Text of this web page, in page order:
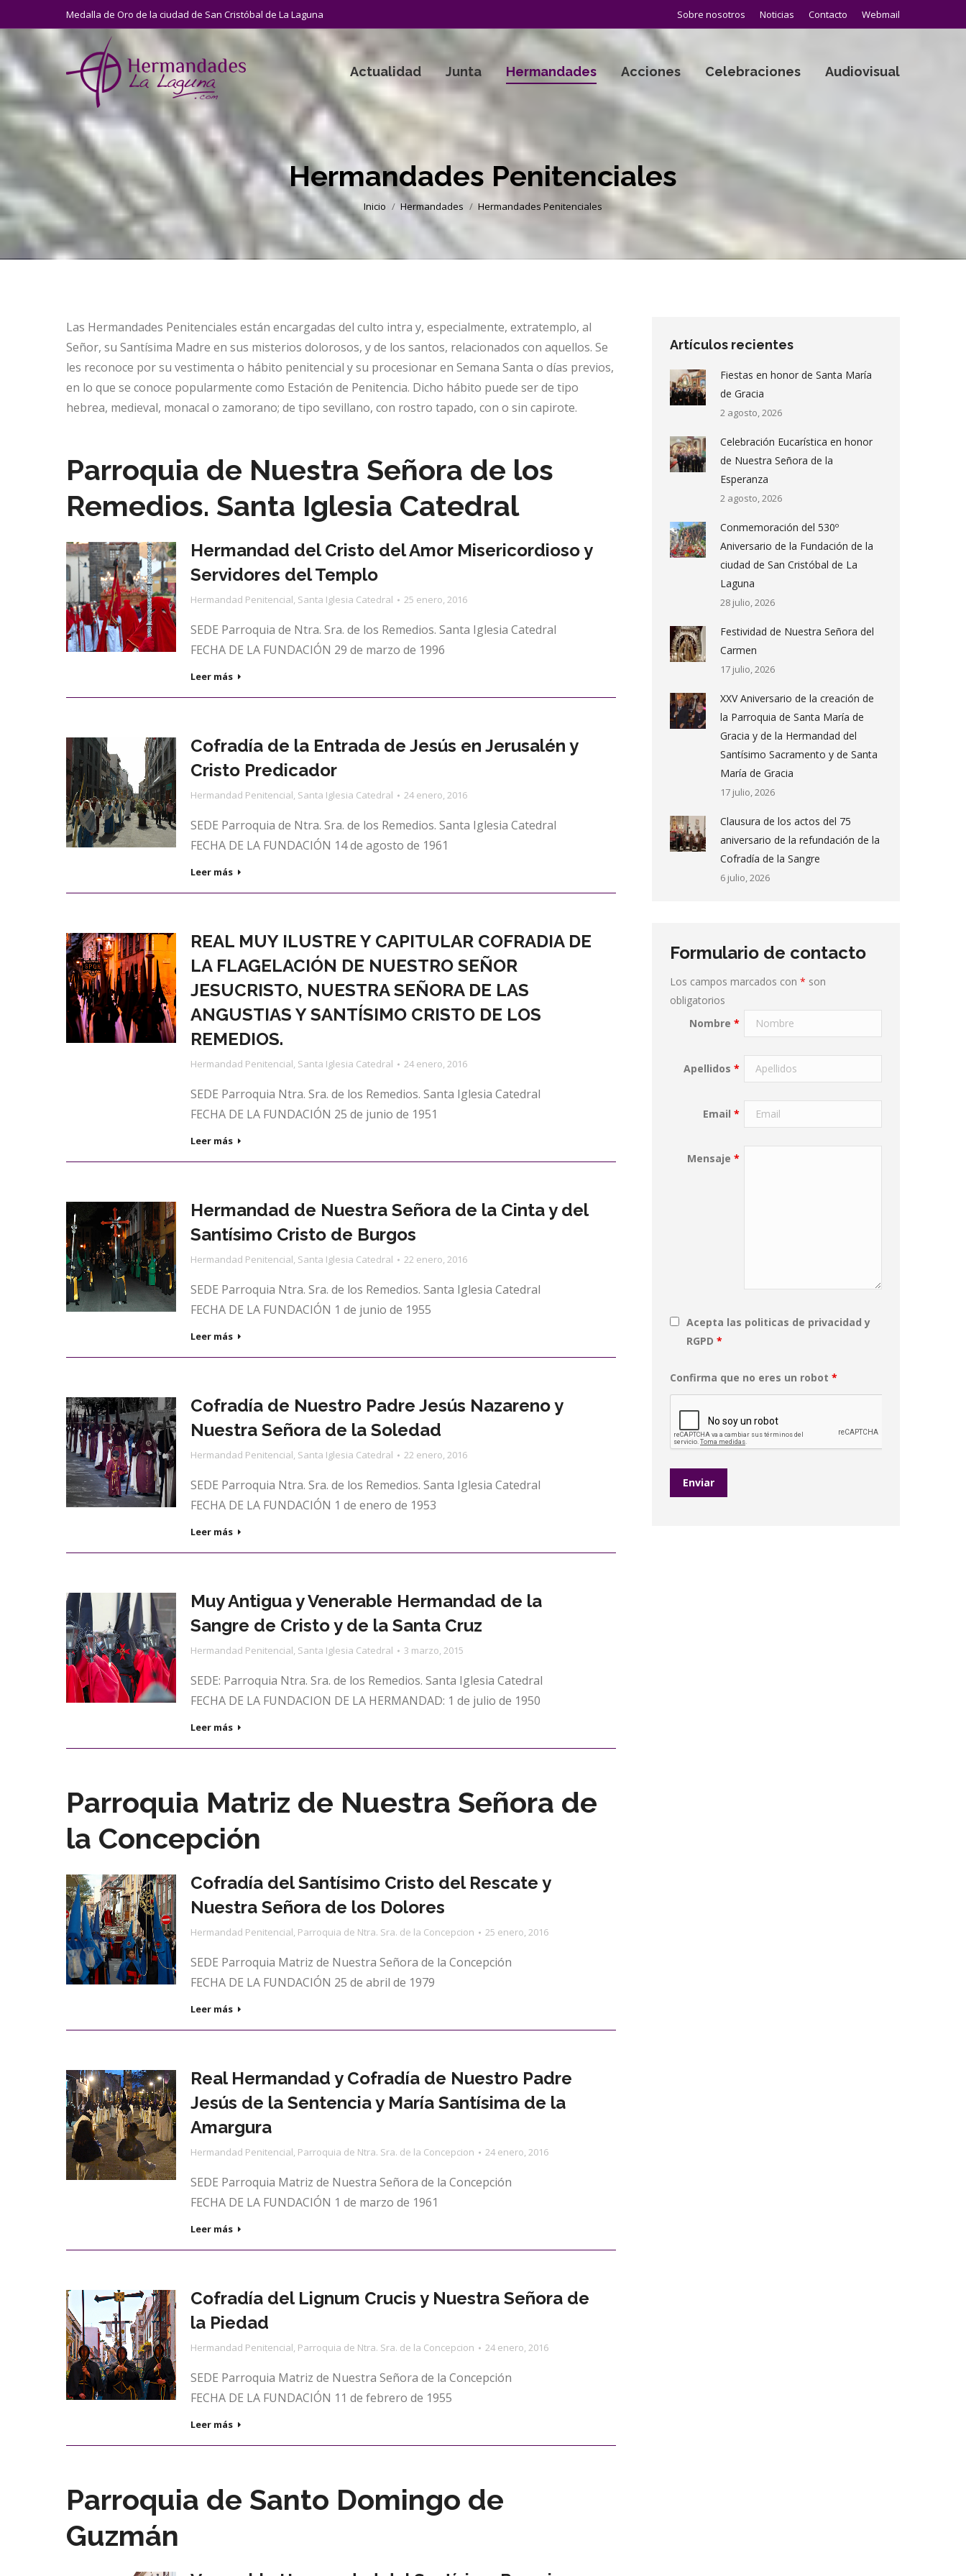
Medalla de Oro de la ciudad de San Cristóbal de La Laguna Sobre nosotros Noticias Contacto Webmail
Actualidad Junta Hermandades Acciones Celebraciones Audiovisual
Hermandades Penitenciales
Estás aquí:
Inicio Hermandades Hermandades Penitenciales
Las Hermandades Penitenciales están encargadas del culto intra y, especialmente, extratemplo, al
Señor, su Santísima Madre en sus misterios dolorosos, y de los santos, relacionados con aquellos. Se
les reconoce por su vestimenta o hábito penitencial y su procesionar en Semana Santa o días previos,
en lo que se conoce popularmente como Estación de Penitencia. Dicho hábito puede ser de tipo
hebrea, medieval, monacal o zamorano; de tipo sevillano, con rostro tapado, con o sin capirote.
Parroquia de Nuestra Señora de los
Remedios. Santa Iglesia Catedral
Hermandad del Cristo del Amor Misericordioso y
Servidores del Templo
Hermandad Penitencial, Santa Iglesia Catedral 25 enero, 2016
SEDE Parroquia de Ntra. Sra. de los Remedios. Santa Iglesia Catedral
FECHA DE LA FUNDACIÓN 29 de marzo de 1996
Leer más
Cofradía de la Entrada de Jesús en Jerusalén y
Cristo Predicador
Hermandad Penitencial, Santa Iglesia Catedral 24 enero, 2016
SEDE Parroquia de Ntra. Sra. de los Remedios. Santa Iglesia Catedral
FECHA DE LA FUNDACIÓN 14 de agosto de 1961
Leer más
REAL MUY ILUSTRE Y CAPITULAR COFRADIA DE
LA FLAGELACIÓN DE NUESTRO SEÑOR
JESUCRISTO, NUESTRA SEÑORA DE LAS
ANGUSTIAS Y SANTÍSIMO CRISTO DE LOS
REMEDIOS.
Hermandad Penitencial, Santa Iglesia Catedral 24 enero, 2016
SEDE Parroquia Ntra. Sra. de los Remedios. Santa Iglesia Catedral
FECHA DE LA FUNDACIÓN 25 de junio de 1951
Leer más
Hermandad de Nuestra Señora de la Cinta y del
Santísimo Cristo de Burgos
Hermandad Penitencial, Santa Iglesia Catedral 22 enero, 2016
SEDE Parroquia Ntra. Sra. de los Remedios. Santa Iglesia Catedral
FECHA DE LA FUNDACIÓN 1 de junio de 1955
Leer más
Cofradía de Nuestro Padre Jesús Nazareno y
Nuestra Señora de la Soledad
Hermandad Penitencial, Santa Iglesia Catedral 22 enero, 2016
SEDE Parroquia Ntra. Sra. de los Remedios. Santa Iglesia Catedral
FECHA DE LA FUNDACIÓN 1 de enero de 1953
Leer más
Muy Antigua y Venerable Hermandad de la
Sangre de Cristo y de la Santa Cruz
Hermandad Penitencial, Santa Iglesia Catedral 3 marzo, 2015
SEDE: Parroquia Ntra. Sra. de los Remedios. Santa Iglesia Catedral
FECHA DE LA FUNDACION DE LA HERMANDAD: 1 de julio de 1950
Leer más
Parroquia Matriz de Nuestra Señora de
la Concepción
Cofradía del Santísimo Cristo del Rescate y
Nuestra Señora de los Dolores
Hermandad Penitencial, Parroquia de Ntra. Sra. de la Concepcion 25 enero, 2016
SEDE Parroquia Matriz de Nuestra Señora de la Concepción
FECHA DE LA FUNDACIÓN 25 de abril de 1979
Leer más
Real Hermandad y Cofradía de Nuestro Padre
Jesús de la Sentencia y María Santísima de la
Amargura
Hermandad Penitencial, Parroquia de Ntra. Sra. de la Concepcion 24 enero, 2016
SEDE Parroquia Matriz de Nuestra Señora de la Concepción
FECHA DE LA FUNDACIÓN 1 de marzo de 1961
Leer más
Cofradía del Lignum Crucis y Nuestra Señora de
la Piedad
Hermandad Penitencial, Parroquia de Ntra. Sra. de la Concepcion 24 enero, 2016
SEDE Parroquia Matriz de Nuestra Señora de la Concepción
FECHA DE LA FUNDACIÓN 11 de febrero de 1955
Leer más
Parroquia de Santo Domingo de
Guzmán
Artículos recientes
Fiestas en honor de Santa María
de Gracia
2 agosto, 2026
Celebración Eucarística en honor
de Nuestra Señora de la
Esperanza
2 agosto, 2026
Conmemoración del 530º
Aniversario de la Fundación de la
ciudad de San Cristóbal de La
Laguna
28 julio, 2026
Festividad de Nuestra Señora del
Carmen
17 julio, 2026
XXV Aniversario de la creación de
la Parroquia de Santa María de
Gracia y de la Hermandad del
Santísimo Sacramento y de Santa
María de Gracia
17 julio, 2026
Clausura de los actos del 75
aniversario de la refundación de la
Cofradía de la Sangre
6 julio, 2026
Formulario de contacto
Los campos marcados con * son
obligatorios
Nombre*
Apellidos*
Email*
Mensaje*
Acepta las politicas de privacidad y
RGPD *
Confirma que no eres un robot *